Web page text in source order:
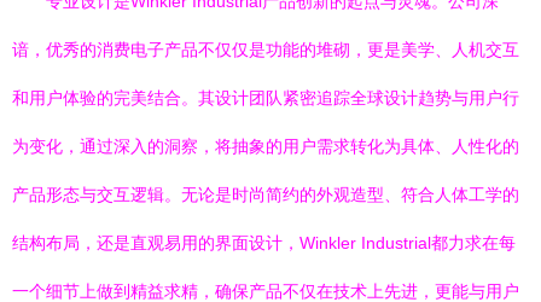
谙，优秀的消费电子产品不仅仅是功能的堆砌，更是美学、人机交互
和用户体验的完美结合。其设计团队紧密追踪全球设计趋势与用户行
为变化，通过深入的洞察，将抽象的用户需求转化为具体、人性化的
产品形态与交互逻辑。无论是时尚简约的外观造型、符合人体工学的
结构布局，还是直观易用的界面设计，Winkler Industrial都力求在每
一个细节上做到精益求精，确保产品不仅在技术上先进，更能与用户